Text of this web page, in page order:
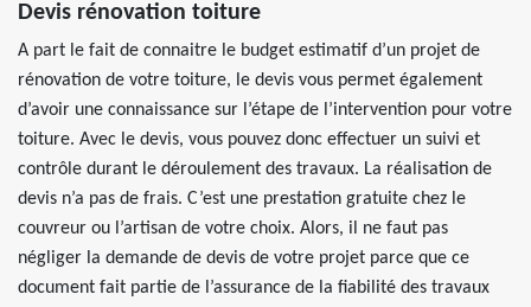
Devis rénovation toiture
A part le fait de connaitre le budget estimatif d’un projet de
rénovation de votre toiture, le devis vous permet également
d’avoir une connaissance sur l’étape de l’intervention pour votre
toiture. Avec le devis, vous pouvez donc effectuer un suivi et
contrôle durant le déroulement des travaux. La réalisation de
devis n’a pas de frais. C’est une prestation gratuite chez le
couvreur ou l’artisan de votre choix. Alors, il ne faut pas
négliger la demande de devis de votre projet parce que ce
document fait partie de l’assurance de la fiabilité des travaux